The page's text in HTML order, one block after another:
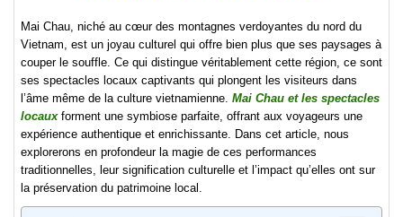
Mai Chau, niché au cœur des montagnes verdoyantes du nord du
Vietnam, est un joyau culturel qui offre bien plus que ses paysages à
couper le souffle. Ce qui distingue véritablement cette région, ce sont
ses spectacles locaux captivants qui plongent les visiteurs dans
l’âme même de la culture vietnamienne. Mai Chau et les spectacles
locauxforment une symbiose parfaite, offrant aux voyageurs une
expérience authentique et enrichissante. Dans cet article, nous
explorerons en profondeur la magie de ces performances
traditionnelles, leur signification culturelle et l’impact qu’elles ont sur
la préservation du patrimoine local.